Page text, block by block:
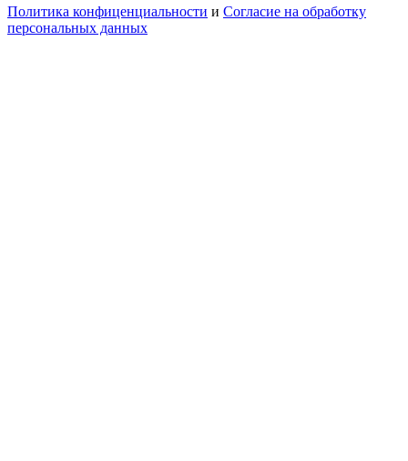
Политика конфиценциальности и Согласие на обработку
персональных данных